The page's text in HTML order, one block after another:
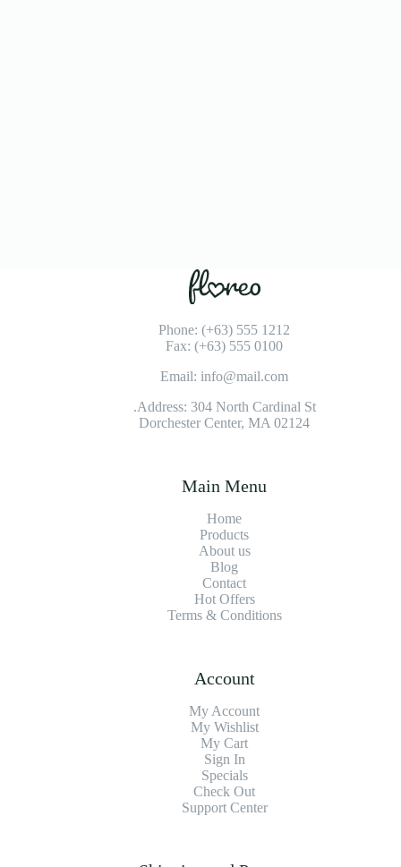
Phone: (+63) 555 1212
Fax: (+63) 555 0100
Email: info@mail.com
Address: 304 North Cardinal St.
Dorchester Center, MA 02124
Main Menu
Home
Products
About us
Blog
Contact
Hot Offers
Terms & Conditions
Account
My Account
My Wishlist
My Cart
Sign In
Specials
Check Out
Support Center